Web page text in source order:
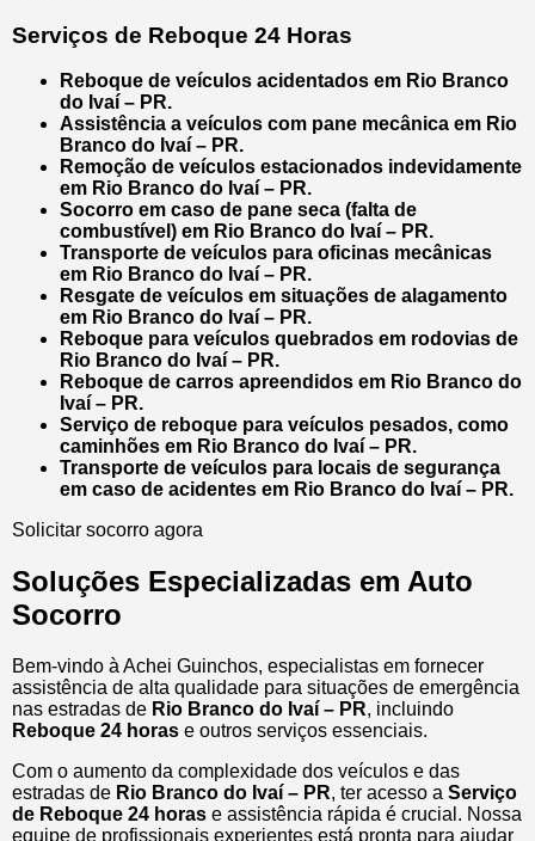
Serviços de Reboque 24 Horas
Reboque de veículos acidentados em Rio Branco
do Ivaí – PR.
Assistência a veículos com pane mecânica em Rio
Branco do Ivaí – PR.
Remoção de veículos estacionados indevidamente
em Rio Branco do Ivaí – PR.
Socorro em caso de pane seca (falta de
combustível) em Rio Branco do Ivaí – PR.
Transporte de veículos para oficinas mecânicas
em Rio Branco do Ivaí – PR.
Resgate de veículos em situações de alagamento
em Rio Branco do Ivaí – PR.
Reboque para veículos quebrados em rodovias de
Rio Branco do Ivaí – PR.
Reboque de carros apreendidos em Rio Branco do
Ivaí – PR.
Serviço de reboque para veículos pesados, como
caminhões em Rio Branco do Ivaí – PR.
Transporte de veículos para locais de segurança
em caso de acidentes em Rio Branco do Ivaí – PR.
Solicitar socorro agora
Soluções Especializadas em Auto
Socorro
Bem-vindo à Achei Guinchos, especialistas em fornecer
assistência de alta qualidade para situações de emergência
nas estradas de Rio Branco do Ivaí – PR, incluindo
Reboque 24 horas e outros serviços essenciais.
Com o aumento da complexidade dos veículos e das
estradas de Rio Branco do Ivaí – PR, ter acesso a Serviço
de Reboque 24 horas e assistência rápida é crucial. Nossa
equipe de profissionais experientes está pronta para ajudar